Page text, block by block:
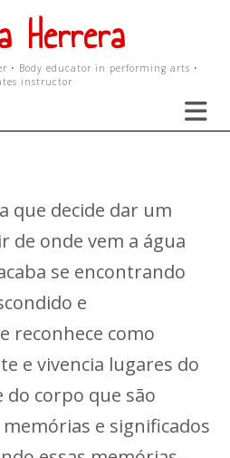
Herrera
• Body educator in performing arts •
instructor
que decide dar um
de onde vem a água
se encontrando
e
reconhece como
e vivencia lugares do
do corpo que são
e significados